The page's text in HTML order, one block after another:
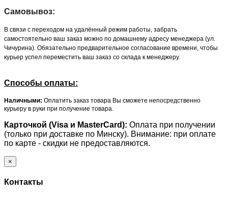
Самовывоз:
В связи с переходом на удалённый режим работы, забрать
самостоятельно ваш заказ можно по домашнему адресу менеджера (ул.
Чичурина). Обязательно предварительное согласование времени, чтобы
курьер успел переместить ваш заказ со склада к менеджеру.
Способы оплаты:
Наличными: Оплатить заказ товара Вы сможете непосредственно
курьеру в руки при получение товара.
Карточкой (Visa и MasterCard): Оплата при получении
(только при доставке по Минску). Внимание: при оплате
по карте - скидки не предоставляются.
×
Контакты